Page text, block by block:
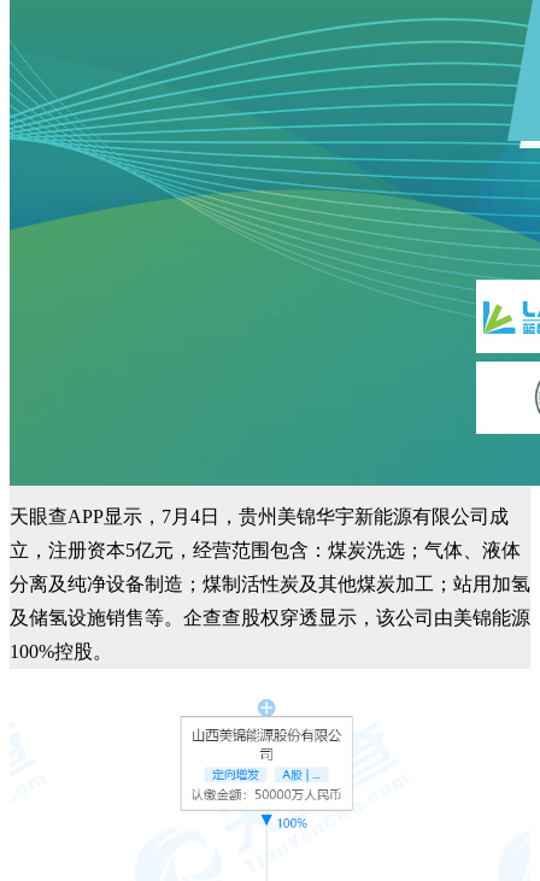
天眼查APP显示，7月4日，贵州美锦华宇新能源有限公司成
立，注册资本5亿元，经营范围包含：煤炭洗选；气体、液体
分离及纯净设备制造；煤制活性炭及其他煤炭加工；站用加氢
及储氢设施销售等。企查查股权穿透显示，该公司由美锦能源
100%控股。